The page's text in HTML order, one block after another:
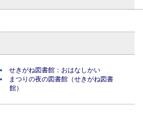
せきがね図書館：おはなしかい
まつりの夜の図書館（せきがね図書
館）